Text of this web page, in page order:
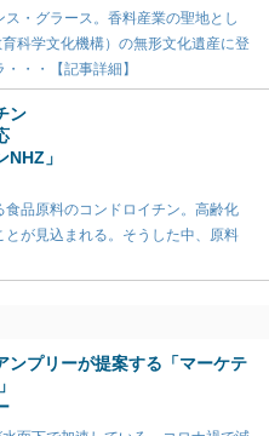
・グラース。香料産業の聖地とし
科学文化機構）の無形文化遺産に登
・・【記事詳細】
ン
NHZ」
品原料のコンドロイチン。高齢化
が見込まれる。そうした中、原料
ンプリーが提案する「マーケテ